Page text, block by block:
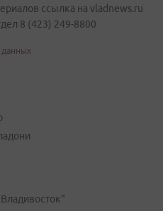
ссылка на vladnews.ru
8 (423) 249-8800
данных